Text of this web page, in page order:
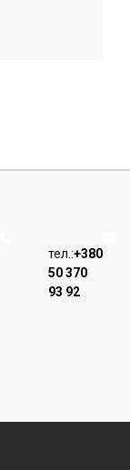
тел.:+380
50 370
93 92